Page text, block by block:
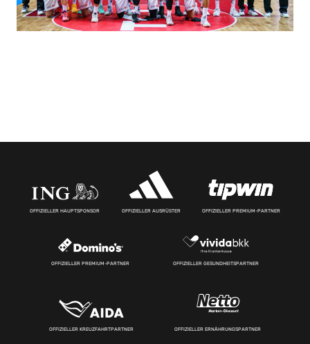
OFFIZIELLER HAUPTSPONSOR OFFIZIELLER AUSRÜSTER OFFIZIELLER PREMIUM-PARTNER
OFFIZIELLER PREMIUM-PARTNER OFFIZIELLER GESUNDHEITSPARTNER
OFFIZIELLER KREUZFAHRTPARTNER OFFIZIELLER ERNÄHRUNGSPARTNER